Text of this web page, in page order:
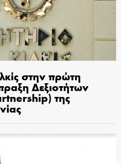
στην πρώτη
Δεξιοτήτων
της